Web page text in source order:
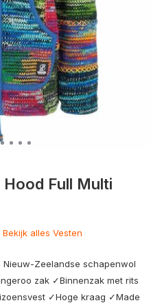
Hood Full Multi
Bekijk alles Vesten
Zeelandse schapenwol
zak ✓Binnenzak met rits
✓Hoge kraag ✓Made